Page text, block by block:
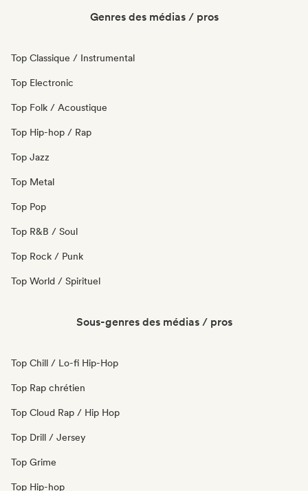
Genres des médias / pros
Top Classique / Instrumental
Top Electronic
Top Folk / Acoustique
Top Hip-hop / Rap
Top Jazz
Top Metal
Top Pop
Top R&B / Soul
Top Rock / Punk
Top World / Spirituel
Sous-genres des médias / pros
Top Chill / Lo-fi Hip-Hop
Top Rap chrétien
Top Cloud Rap / Hip Hop
Top Drill / Jersey
Top Grime
Top Hip-hop